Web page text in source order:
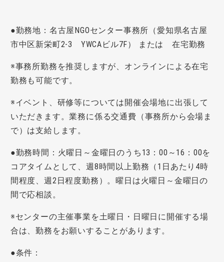
●勤務地：名古屋NGOセンター事務所（愛知県名古屋
市中区新栄町2-3 YWCAビル7F） または 在宅勤務
※事務所勤務を推奨しますが、オンラインによる在宅
勤務も可能です。
※イベント、研修等については開催会場地に出張して
いただきます。業務に係る交通費（事務所から会場ま
で）は支給します。
●勤務時間：火曜日～金曜日のうち13：00～16：00を
コアタイムとして、週8時間以上勤務（1日あたり4時
間程度、週2日程度勤務）。曜日は火曜日～金曜日の
間で応相談。
※センターの主催事業を土曜日・日曜日に開催する場
合は、勤務をお願いすることがあります。
●条件：